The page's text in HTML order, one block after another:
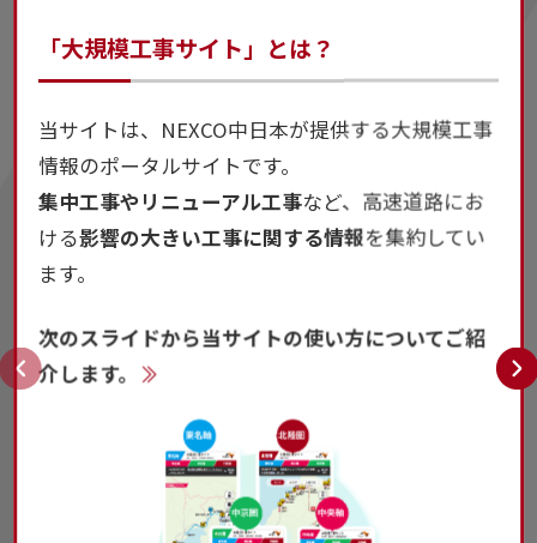
「大規模工事サイト」とは？
当サイトは、NEXCO中日本が提供する大規模工事
情報のポータルサイトです。
集中工事やリニューアル工事など、高速道路にお
ける影響の大きい工事に関する情報を集約してい
ます。
次のスライドから当サイトの使い方についてご紹
介します。
工事専用WEBサイト
渋滞予測 料金調整 迂回ルート